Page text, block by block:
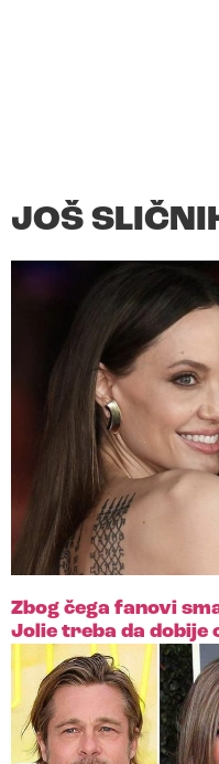
JOŠ
Zbog čega fanovi
Jolie treba da dobije